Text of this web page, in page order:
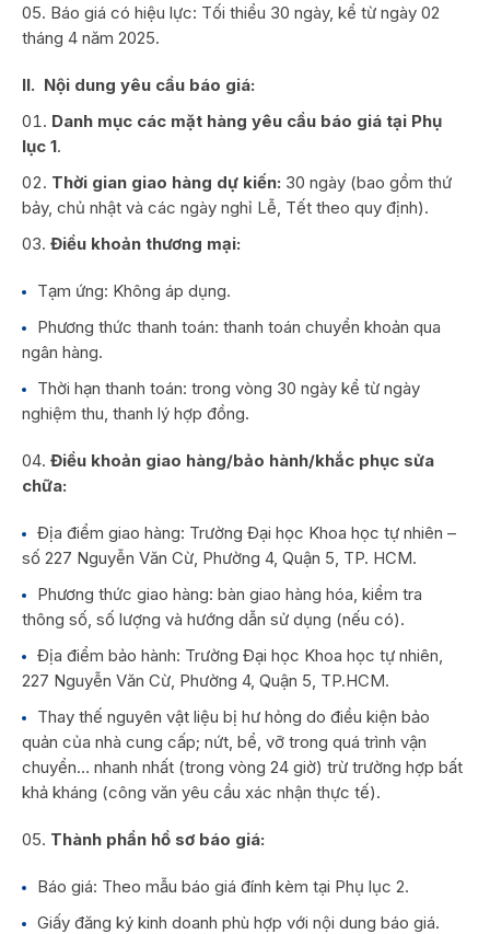
Báo giá có hiệu lực: Tối thiểu 30 ngày, kể từ ngày 02
tháng 4 năm 2025.
II. Nội dung yêu cầu báo giá:
Danh mục các mặt hàng yêu cầu báo giá tại Phụ
lục 1.
Thời gian giao hàng dự kiến: 30 ngày (bao gồm thứ
bảy, chủ nhật và các ngày nghỉ Lễ, Tết theo quy định).
Điều khoản thương mại:
Tạm ứng: Không áp dụng.
Phương thức thanh toán: thanh toán chuyển khoản qua
ngân hàng.
Thời hạn thanh toán: trong vòng 30 ngày kể từ ngày
nghiệm thu, thanh lý hợp đồng.
Điều khoản giao hàng/bảo hành/khắc phục sửa
chữa:
Địa điểm giao hàng: Trường Đại học Khoa học tự nhiên –
số 227 Nguyễn Văn Cừ, Phường 4, Quận 5, TP. HCM.
Phương thức giao hàng: bàn giao hàng hóa, kiểm tra
thông số, số lượng và hướng dẫn sử dụng (nếu có).
Địa điểm bảo hành: Trường Đại học Khoa học tự nhiên,
227 Nguyễn Văn Cừ, Phường 4, Quận 5, TP.HCM.
Thay thế nguyên vật liệu bị hư hỏng do điều kiện bảo
quản của nhà cung cấp; nứt, bể, vỡ trong quá trình vận
chuyển… nhanh nhất (trong vòng 24 giờ) trừ trường hợp bất
khả kháng (công văn yêu cầu xác nhận thực tế).
Thành phần hồ sơ báo giá:
Báo giá: Theo mẫu báo giá đính kèm tại Phụ lục 2.
Giấy đăng ký kinh doanh phù hợp với nội dung báo giá.